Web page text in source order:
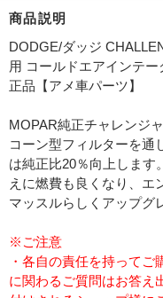
商品説明
DODGE/ダッジ
用 コールドエアインテ
正品【アメ車パーツ】
MOPAR純正チャレンジ
コーン型フィルターを通
は純正比20％向上します
えに燃費も良くなり、エ
マッスルらしくアップグ
※ご注意
・各自の責任を持って
に関わるご質問はお答え